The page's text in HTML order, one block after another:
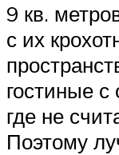
9 кв.
с их
гостиные с
где не
Поэтому